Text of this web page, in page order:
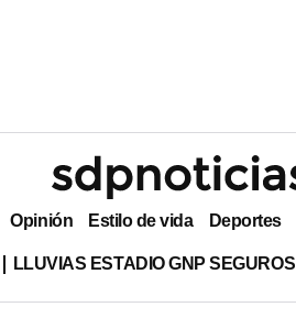
Opinión Estilo de vida Deportes
LLUVIAS ESTADIO GNP SEGUROS